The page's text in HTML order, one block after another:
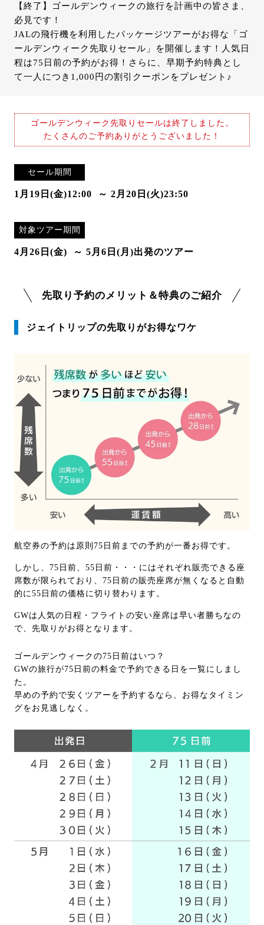
【終了】ゴールデンウィークの旅行を計画中の皆さま、
必見です！
JALの飛行機を利用したパッケージツアーがお得な「ゴ
ールデンウィーク先取りセール」を開催します！人気日
程は75日前の予約がお得！さらに、早期予約特典とし
て一人につき1,000円の割引クーポンをプレゼント♪
ゴールデンウィーク先取りセールは終了しました。
たくさんのご予約ありがとうございました！
セール期間
1月19日(金)12:00 ～ 2月20日(火)23:50
対象ツアー期間
4月26日(金) ～ 5月6日(月)出発のツアー
先取り予約のメリット＆特典のご紹介
ジェイトリップの先取りがお得なワケ
航空券の予約は原則75日前までの予約が一番お得です。
しかし、75日前、55日前・・・にはそれぞれ販売できる座
席数が限られており、75日前の販売座席が無くなると自動
的に55日前の価格に切り替わります。
GWは人気の日程・フライトの安い座席は早い者勝ちなの
で、先取りがお得となります。
ゴールデンウィークの75日前はいつ？
GWの旅行が75日前の料金で予約できる日を一覧にしまし
た。
早めの予約で安くツアーを予約するなら、お得なタイミン
グをお見逃しなく。